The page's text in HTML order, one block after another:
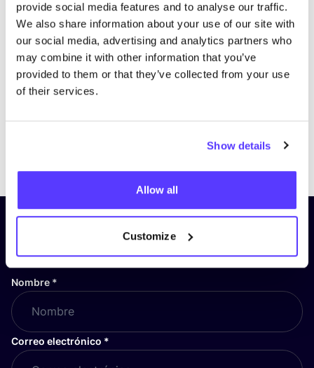
provide social media features and to analyse our traffic.
We also share information about your use of our site with
our social media, advertising and analytics partners who
may combine it with other information that you’ve
provided to them or that they’ve collected from your use
of their services.
Show details
Allow all
Customize
PreviousNext
¡Suscríbete a nuestro boletín
y mantente informado!
Nombre *
Correo electrónico *